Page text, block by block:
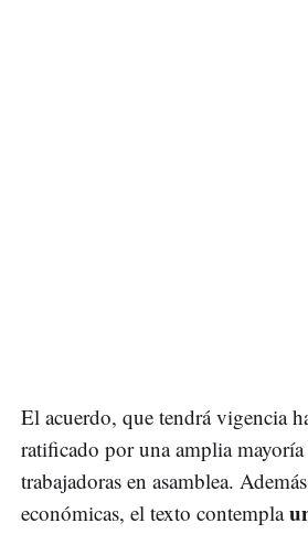
El acuerdo, que tendrá vigencia
ratificado por una amplia mayoría
trabajadoras en asamblea.
económicas, el texto contempla